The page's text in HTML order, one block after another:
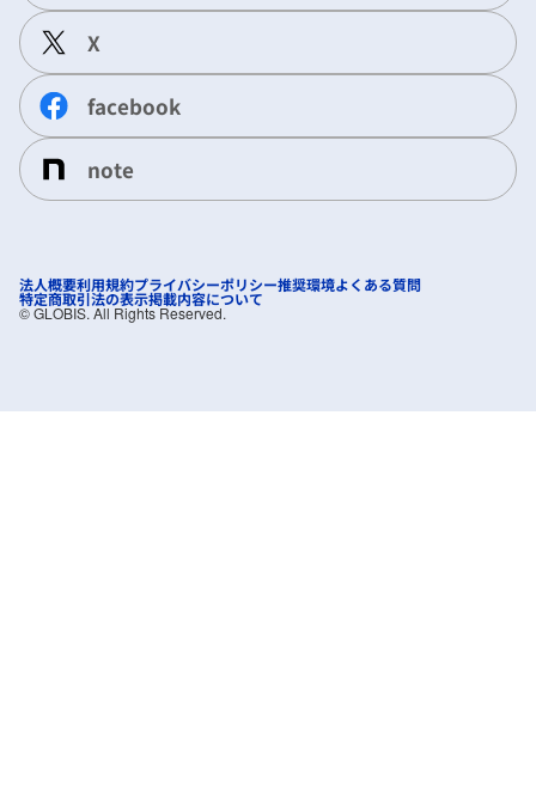
X
facebook
note
法人概要利用規約プライバシーポリシー推奨環境よくある質問
特定商取引法の表示掲載内容について
©︎ GLOBIS. All Rights Reserved.